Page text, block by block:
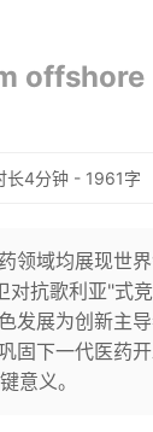
offshore
4分钟 - 1961字
领域均展现世
对抗歌利亚"式
展为创新主导
固下一代医药
意义。